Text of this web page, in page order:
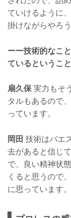
ていけるように
掛けながらやろ
ーー技術的なこ
ているというこ
扇久保実力もそ
タルもあるので
っています。
岡田 技術はパエ
去があると信じ
で、良い精神状
くると思うので
に思っています。